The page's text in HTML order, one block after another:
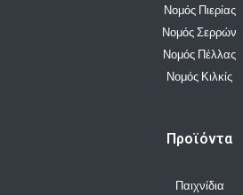
Νομός Πιερίας
Νομός Σερρών
Νομός Πέλλας
Νομός Κιλκίς
Προϊόντα
Παιχνίδια